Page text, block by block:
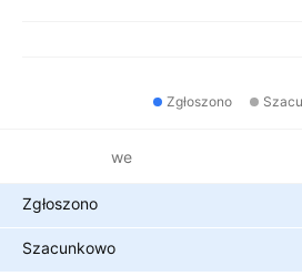
Zgłoszono
Metryki finansowe
Zgłoszono
Szacunkowo